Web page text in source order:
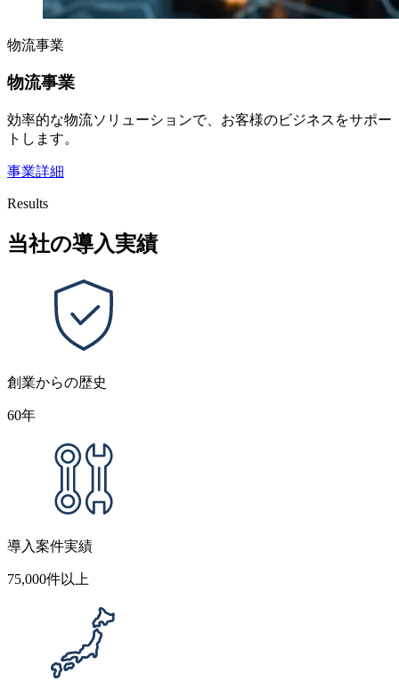
物流事業
物流事業
効率的な物流ソリューションで、お客様のビジネスをサポー
トします。
事業詳細
Results
当社の導入実績
創業からの歴史
60年
導入案件実績
75,000件以上